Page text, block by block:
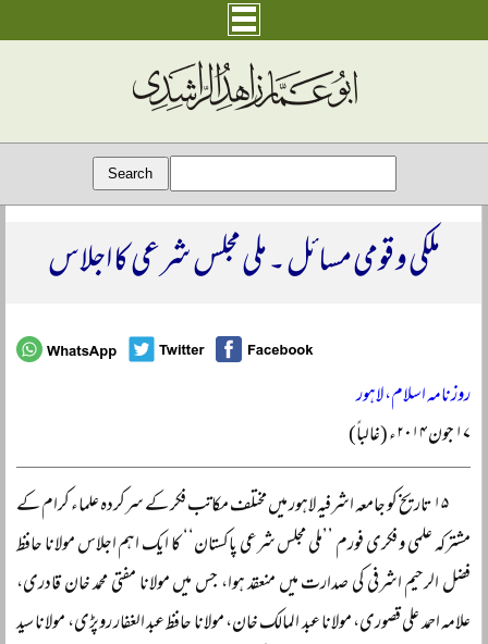
ملکی و قومی مسائل ۔ ملی مجلس شرعی کا اجلاس
روزنامہ اسلام، لاہور
۱۷ جون ۲۰۱۴ء (غالباً‌)
۱۵ تاریخ کو جامعہ اشرفیہ لاہور میں مختلف مکاتب فکر کے سرکردہ علماء کرام کے
مشترکہ علمی و فکری فورم ’’ملی مجلس شرعی پاکستان‘‘ کا ایک اہم اجلاس مولانا حافظ
فضل الرحیم اشرفی کی صدارت میں منعقد ہوا، جس میں مولانا مفتی محمد خان قادری،
علامہ احمد علی قصوری، مولانا عبد المالک خان، مولانا حافظ عبد الغفار روپڑی، مولانا سید